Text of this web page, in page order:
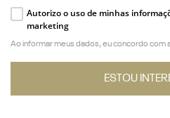
Autorizo o uso de minhas
marketing
Ao informar meus dados, eu concordo com
ESTOU